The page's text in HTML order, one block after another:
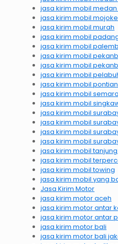
jasa kirim mobil
jasa kirim mobil
jasa kirim mobil murah
jasa kirim mobil
jasa kirim mobil
jasa kirim mobil
jasa kirim mobil
jasa kirim mobil
jasa kirim mobil
jasa kirim mobil
jasa kirim mobil
jasa kirim mobil
jasa kirim mobil
jasa kirim mobil
jasa kirim mobil
jasa kirim mobil
jasa kirim mobil
jasa kirim mobil towing
jasa kirim mobil yang
Jasa Kirim Motor
jasa kirim motor aceh
jasa kirim motor antar
jasa kirim motor antar
jasa kirim motor bali
jasa kirim motor bali